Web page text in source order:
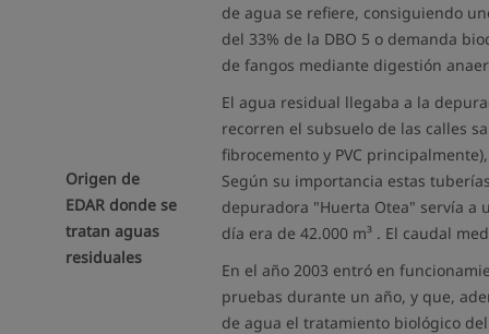
Origen de
EDAR donde se
tratan aguas
residuales
de agua se refiere, consiguiendo
del 33% de la DBO 5 o demanda
de fangos mediante digestión
El agua residual llegaba a la
recorren el subsuelo de las calles
fibrocemento y PVC
Según su importancia estas
depuradora "Huerta Otea" servía a
día era de 42.000 m³ . El caudal
En el año 2003 entró en
pruebas durante un año, y que,
de agua el tratamiento biológico